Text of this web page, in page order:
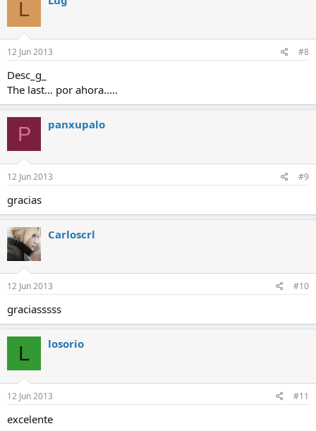
L
12 Jun 2013 #8
Desc_g_
The last... por ahora.....
P panxupalo
12 Jun 2013 #9
gracias
Carloscrl
12 Jun 2013 #10
graciasssss
L losorio
12 Jun 2013 #11
excelente